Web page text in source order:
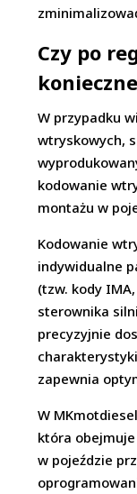
Czy po
W przypadku
wtryskowych,
kodowanie
montażu w
Kodowanie
indywidualne
(tzw. kody
sterownika
precyzyjnie
zapewnia
W
która
w pojeździe